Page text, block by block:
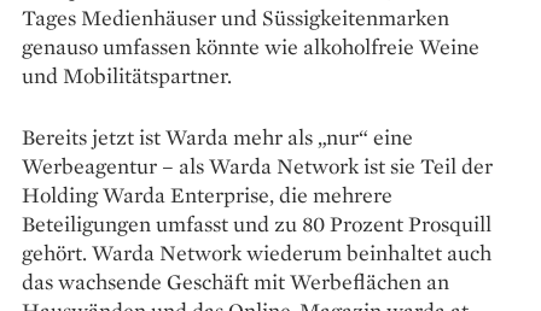
Tages Medienhäuser und Süssigkeitenmarken
genauso umfassen könnte wie alkoholfreie Weine
und Mobilitätspartner.
Bereits jetzt ist Warda mehr als „nur“ eine
Werbeagentur – als Warda Network ist sie Teil der
Holding Warda Enterprise, die mehrere
Beteiligungen umfasst und zu 80 Prozent Prosquill
gehört. Warda Network wiederum beinhaltet auch
das wachsende Geschäft mit Werbe­flächen an